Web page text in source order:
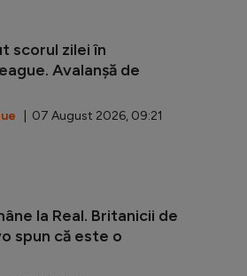
scorul zilei în
Avalanșă de
| 07 August 2026, 09:21
la Real. Britanicii de
spun că este o